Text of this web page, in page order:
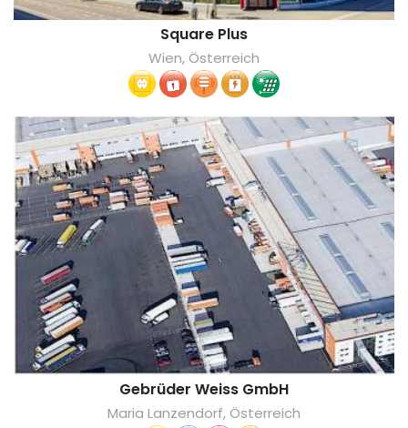
Square Plus
Wien, Österreich
Gebrüder Weiss GmbH
Maria Lanzendorf, Österreich